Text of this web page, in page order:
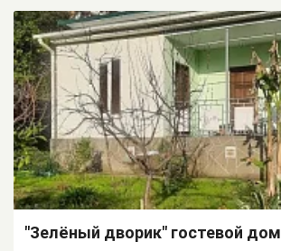
"Зелёный дворик" гостевой дом